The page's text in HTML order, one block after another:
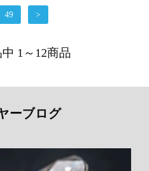
49 >
1～12商品
ーブログ